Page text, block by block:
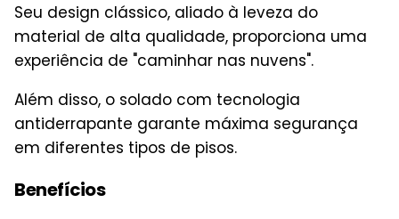
Seu design clássico, aliado à leveza do
material de alta qualidade, proporciona uma
experiência de "caminhar nas nuvens".
Além disso, o solado com tecnologia
antiderrapante garante máxima segurança
em diferentes tipos de pisos.
Benefícios